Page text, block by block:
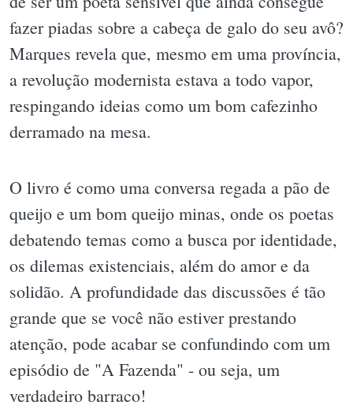
fazer piadas sobre a cabeça de galo do seu avô?
Marques revela que, mesmo em uma província,
a revolução modernista estava a todo vapor,
respingando ideias como um bom cafezinho
derramado na mesa.
O livro é como uma conversa regada a pão de
queijo e um bom queijo minas, onde os poetas
debatendo temas como a busca por identidade,
os dilemas existenciais, além do amor e da
solidão. A profundidade das discussões é tão
grande que se você não estiver prestando
atenção, pode acabar se confundindo com um
episódio de "A Fazenda" - ou seja, um
verdadeiro barraco!